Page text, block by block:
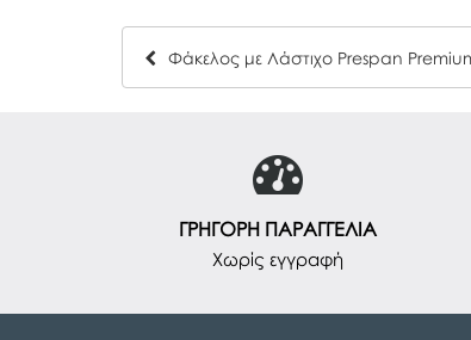
ΓΡΗΓΟΡΗ ΠΑΡΑΓΓΕΛΙΑ
Χωρίς εγγραφή